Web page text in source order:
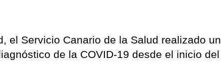
el Servicio Canario de la Salud realizado un
de la COVID-19 desde el inicio del